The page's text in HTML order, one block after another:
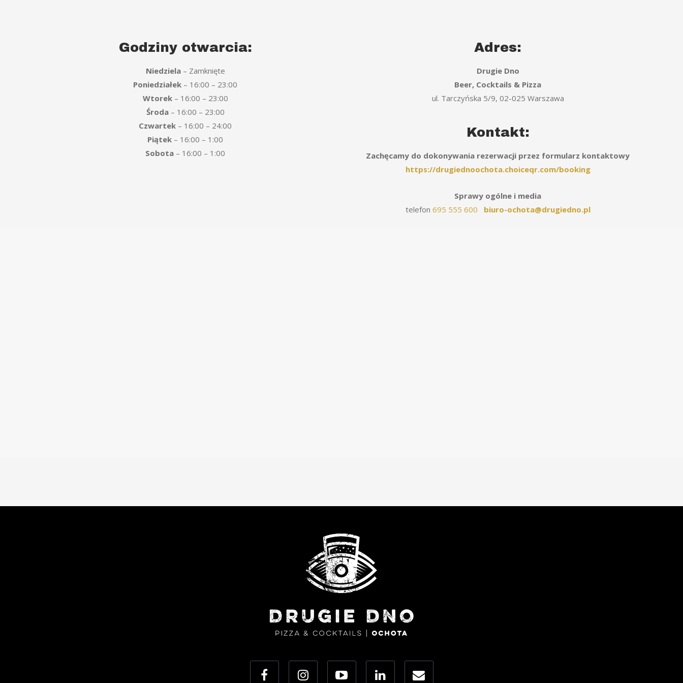
Godziny otwarcia:
Niedziela – Zamknięte
Poniedziałek – 16:00 – 23:00
Wtorek– 16:00 – 23:00
Środa– 16:00 – 23:00
Czwartek – 16:00 – 24:00
Piątek – 16:00 – 1:00
Sobota – 16:00 – 1:00
Adres:
Drugie Dno
Beer, Cocktails & Pizza
ul. Tarczyńska 5/9, 02-025 Warszawa
Kontakt:
Zachęcamy do dokonywania rezerwacji przez formularz kontaktowy
https://drugiednoochota.choiceqr.com/booking
Sprawy ogólne i media
telefon 695 555 600 biuro-ochota@drugiedno.pl